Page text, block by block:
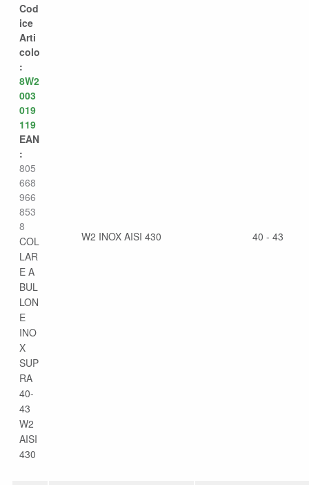
Cod
ice
Arti
colo
:
8W2
003
019
119
EAN
:
805
668
966
853
8
COL
LAR
E A
BUL
LON
E
INO
X
SUP
RA
40-
43
W2
AISI
430
W2 INOX AISI 430 40 - 43